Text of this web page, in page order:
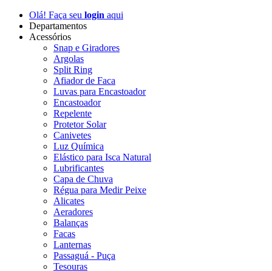
Olá! Faça seu login aqui
Departamentos
Acessórios
Snap e Giradores
Argolas
Split Ring
Afiador de Faca
Luvas para Encastoador
Encastoador
Repelente
Protetor Solar
Canivetes
Luz Química
Elástico para Isca Natural
Lubrificantes
Capa de Chuva
Régua para Medir Peixe
Alicates
Aeradores
Balanças
Facas
Lanternas
Passaguá - Puça
Tesouras